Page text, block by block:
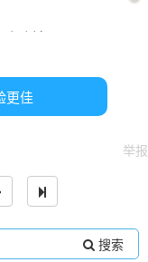
孔地震。
人派来教导诸位
。”
遁闻名忍界，写
用技巧。”
更佳
举报
搜索